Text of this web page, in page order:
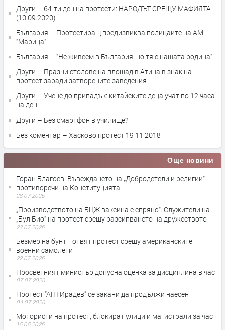
Други – 64-ти ден на протести: НАРОДЪТ СРЕЩУ МАФИЯТА
(10.09.2020)
България – Протестиращ предизвиква полицаите на АМ
"Марица"
България – "Не живеем в България, но тя е нашата родина"
Други – Празни столове на площад в Атина в знак на
протест заради затворените заведения
Други – Учене до припадък: китайските деца учат по 12 часа
на ден
Други – Без смартфон в училище?
Без коментар – Хасково протест 19 11 2018
Още новини
Горан Благоев: Въвеждането на „Добродетели и религии“
противоречи на Конституцията
28.07.2026
„Производството на БЦЖ ваксина е спряно“. Служители на
„Бул Био“ на протест срещу разсипването на дружеството
23.07.2026
Безмер на бунт: готвят протест срещу американските
военни самолети
22.07.2026
Просветният министър допусна оценка за дисциплина в час
07.07.2026
Протест "АНТИрадев" се закани да продължи наесен
04.07.2026
Мотористи на протест, блокират улици и магистрали за час
15.05.2026